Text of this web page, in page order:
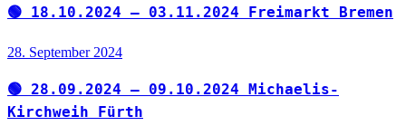
🟢 18.10.2024 – 03.11.2024 Freimarkt Bremen
28. September 2024
🟢 28.09.2024 – 09.10.2024 Michaelis-
Kirchweih Fürth